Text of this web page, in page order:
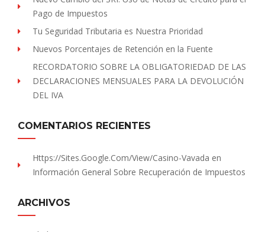
Pago de Impuestos
Tu Seguridad Tributaria es Nuestra Prioridad
Nuevos Porcentajes de Retención en la Fuente
RECORDATORIO SOBRE LA OBLIGATORIEDAD DE LAS
DECLARACIONES MENSUALES PARA LA DEVOLUCIÓN
DEL IVA
COMENTARIOS RECIENTES
Https://sites.Google.com/view/Casino-Vavada en
Información General Sobre Recuperación de Impuestos
ARCHIVOS